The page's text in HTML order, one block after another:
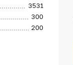
3531
300
200